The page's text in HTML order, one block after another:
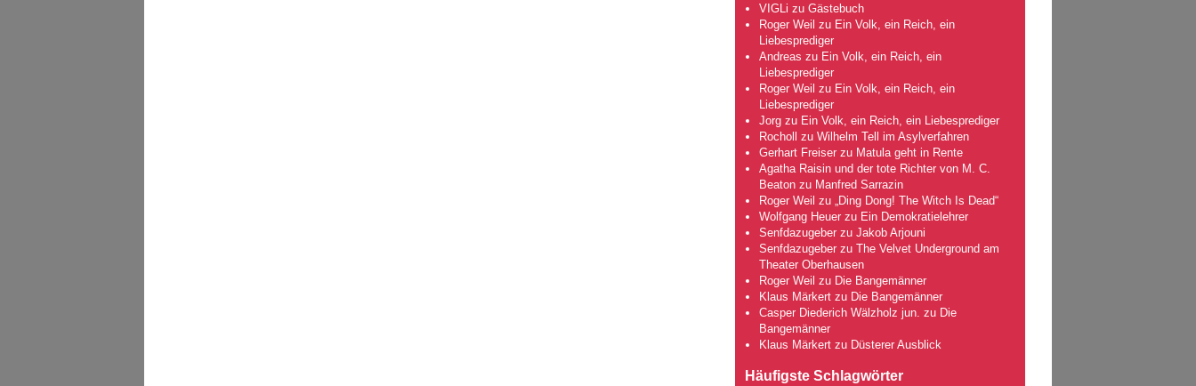
VIGLi zu Gästebuch
Roger Weil zu Ein Volk, ein Reich, ein
Liebesprediger
Andreas zu Ein Volk, ein Reich, ein
Liebesprediger
Roger Weil zu Ein Volk, ein Reich, ein
Liebesprediger
Jorgzu Ein Volk, ein Reich, ein Liebesprediger
Rocholl zu Wilhelm Tell im Asylverfahren
Gerhart Freiserzu Matula geht in Rente
Agatha Raisin und der tote Richter von M. C.
Beatonzu Manfred Sarrazin
Roger Weil zu „Ding Dong! The Witch Is Dead“
Wolfgang Heuerzu Ein Demokratielehrer
Senfdazugeberzu Jakob Arjouni
Senfdazugeberzu The Velvet Underground am
Theater Oberhausen
Roger Weil zu Die Bangemänner
Klaus Märkertzu Die Bangemänner
Casper Diederich Wälzholz jun. zu Die
Bangemänner
Klaus Märkertzu Düsterer Ausblick
Häufigste Schlagwörter